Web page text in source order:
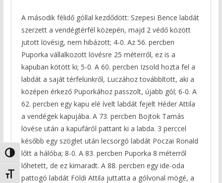
Nagy kontraszt váltása
Betűméret váltása
A második félidő góllal kezdődött: Szepesi Bence labdát
szerzett a vendégtérfél közepén, majd 2 védő között
jutott lövésig, nem hibázott; 4-0. Az 56. percben
Puporka vállalkozott lövésre 25 méterről, ez is a
kapuban kötött ki; 5-0. A 60. percben Izsold hozta fel a
labdát a saját térfelünkről, Luczához továbbított, aki a
középen érkező Puporkához passzolt, újabb gól; 6-0. A
62. percben egy kapu elé ívelt labdát fejelt Héder Attila
a vendégek kapujába. A 73. percben Bojtok Tamás
lövése után a kapufáról pattant ki a labda. 3 perccel
később egy szöglet után lecsorgó labdát Poczai Ronald
lőtt a hálóba; 8-0. A 83. percben Puporka 8 méterről
lőhetett, de ez kimaradt. A 88. percben egy ide-oda
pattogó labdát Földi Attila juttatta a gólvonal mögé, a